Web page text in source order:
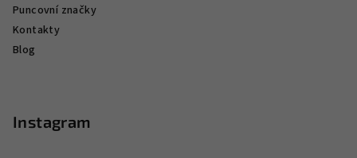
Puncovní značky
Kontakty
Blog
Instagram